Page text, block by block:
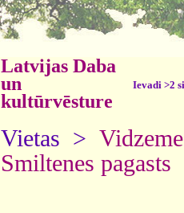
Latvijas Daba
un
kultūrvēsture
Ievadi >2
Vietas > Vidzeme
Smiltenes pagasts